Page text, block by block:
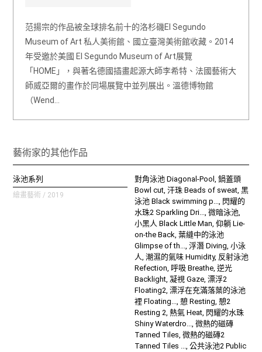
范揚宗的作品被全球排名前十的洛杉磯El Segundo
Museum of Art 私人美術館、國立臺灣美術館收藏。2014
年受邀於美國 El Segundo Museum of Art展覽
「HOME」，與著名德國插畫起源大師李希特、法國藝術大
師威亞爾的畫作於同場展覽中並列展出。溫德博物館
（Wend…
藝術家的其他作品
泳池系列
繪畫藝術 / 2019
對角泳池 Diagonal-Pool, 鍋蓋頭
Bowl cut, 汗珠 Beads of sweat, 黑
泳池 Black swimming p..., 閃耀的
水珠2 Sparkling Dri..., 微暗泳池,
小黑人 Black Little Man, 仰躺 Lie-
on-the Back, 葉縫中的泳池
Glimpse of th..., 浮潛 Diving, 小泳
人, 潮濕的氣味 Humidity, 反射泳池
Refection, 呼吸 Breathe, 逆光
Backlight, 凝視 Gaze, 漂浮2
Floating2, 漂浮在充滿落葉的泳池
裡 Floating..., 憩 Resting, 憩2
Resting 2, 熱氣 Heat, 閃耀的水珠
Shiny Waterdro..., 微熱的磁磚
Tanned Tiles, 微熱的磁磚2
Tanned Tiles ..., 公共泳池2 Public